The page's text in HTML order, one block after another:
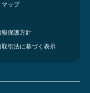
マップ
報保護方針
取引法に基づく表示